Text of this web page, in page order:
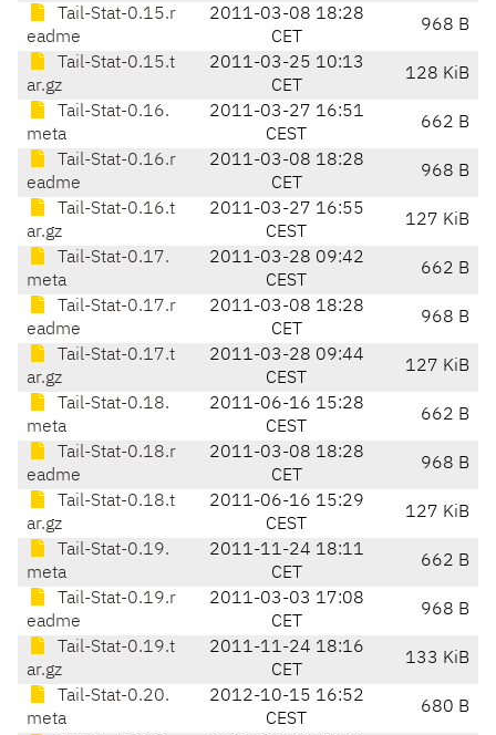
Tail-Stat-0.15.r
eadme
2011-03-08 18:28
CET
968 B
Tail-Stat-0.15.t
ar.gz
2011-03-25 10:13
CET
128 KiB
Tail-Stat-0.16.
meta
2011-03-27 16:51
CEST
662 B
Tail-Stat-0.16.r
eadme
2011-03-08 18:28
CET
968 B
Tail-Stat-0.16.t
ar.gz
2011-03-27 16:55
CEST
127 KiB
Tail-Stat-0.17.
meta
2011-03-28 09:42
CEST
662 B
Tail-Stat-0.17.r
eadme
2011-03-08 18:28
CET
968 B
Tail-Stat-0.17.t
ar.gz
2011-03-28 09:44
CEST
127 KiB
Tail-Stat-0.18.
meta
2011-06-16 15:28
CEST
662 B
Tail-Stat-0.18.r
eadme
2011-03-08 18:28
CET
968 B
Tail-Stat-0.18.t
ar.gz
2011-06-16 15:29
CEST
127 KiB
Tail-Stat-0.19.
meta
2011-11-24 18:11
CET
662 B
Tail-Stat-0.19.r
eadme
2011-03-03 17:08
CET
968 B
Tail-Stat-0.19.t
ar.gz
2011-11-24 18:16
CET
133 KiB
Tail-Stat-0.20.
meta
2012-10-15 16:52
CEST
680 B